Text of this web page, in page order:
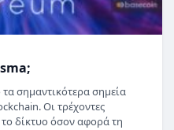
σημαντικότερα σημεία
Οι τρέχοντες
δίκτυο όσον αφορά τη